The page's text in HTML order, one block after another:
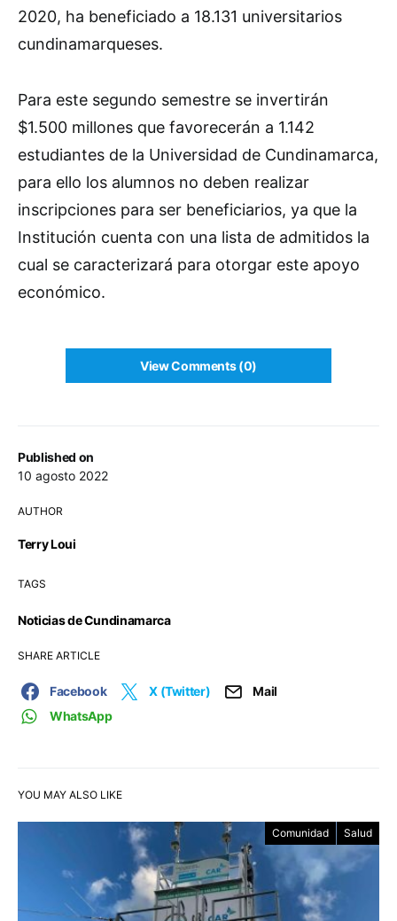
Published on
10 agosto 2022
AUTHOR
Terry Loui
TAGS
Noticias de Cundinamarca
SHARE ARTICLE
Facebook X (Twitter)
Mail
WhatsApp
2020, ha beneficiado a 18.131 universitarios
cundinamarqueses.
Para este segundo semestre se invertirán
$1.500 millones que favorecerán a 1.142
estudiantes de la Universidad de Cundinamarca,
para ello los alumnos no deben realizar
inscripciones para ser beneficiarios, ya que la
Institución cuenta con una lista de admitidos la
cual se caracterizará para otorgar este apoyo
económico.
View Comments (0)
YOU MAY ALSO LIKE
Comunidad Salud